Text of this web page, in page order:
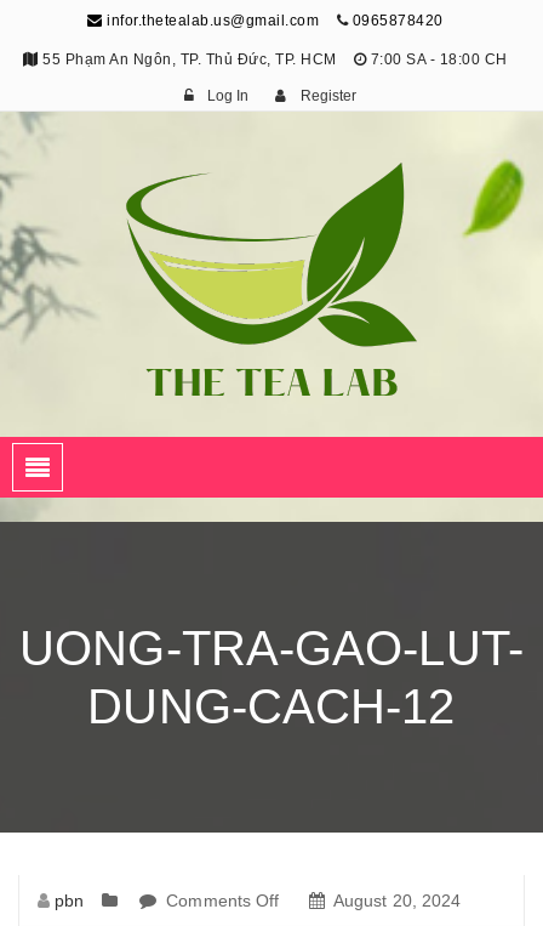
infor.thetealab.us@gmail.com 0965878420
55 Phạm An Ngôn, TP. Thủ Đức, TP. HCM 7:00 SA - 18:00 CH
Log In Register
UONG-TRA-GAO-LUT-
DUNG-CACH-12
pbn Comments Off August 20, 2024